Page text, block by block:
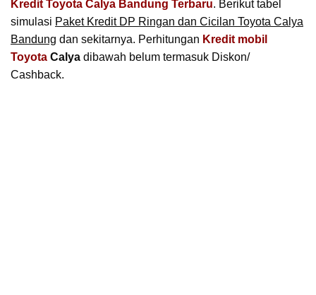
Kredit Toyota Calya Bandung Terbaru. Berikut tabel
simulasi Paket Kredit DP Ringan dan Cicilan Toyota Calya
Bandung dan sekitarnya. Perhitungan Kredit mobil
Toyota Calya dibawah belum termasuk Diskon/
Cashback.